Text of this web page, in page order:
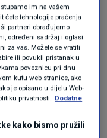
je i troje djece
hitne
je nasilna smrt
u KBC Sestre
liječenju. Očevid
im na vašem
ćete tehnologije praćenja
partneri obrađujemo
određeni sadržaj i oglasi
za vas. Možete se vratiti
ili povukli pristanak u
poveznicu pri dnu
kutu web stranice, ako
je opisano u dijelu Web-
privatnosti.
Dodatne
kako bismo pružili